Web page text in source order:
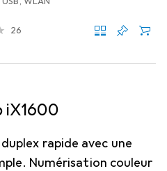
26
iX1600
rapide avec une
Numérisation couleur